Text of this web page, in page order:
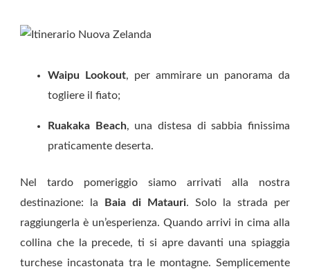
Waipu Lookout, per ammirare un panorama da
togliere il fiato;
Ruakaka Beach, una distesa di sabbia finissima
praticamente deserta.
Nel tardo pomeriggio siamo arrivati alla nostra
destinazione: la
Baia di Matauri. Solo la strada per
raggiungerla è un’esperienza. Quando arrivi in cima alla
collina che la precede, ti si apre davanti una spiaggia
turchese incastonata tra le montagne. Semplicemente